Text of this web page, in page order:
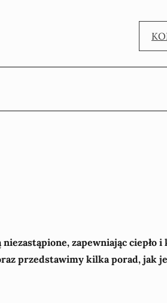
zapewniając ciepło
przedstawimy kilka porad, jak